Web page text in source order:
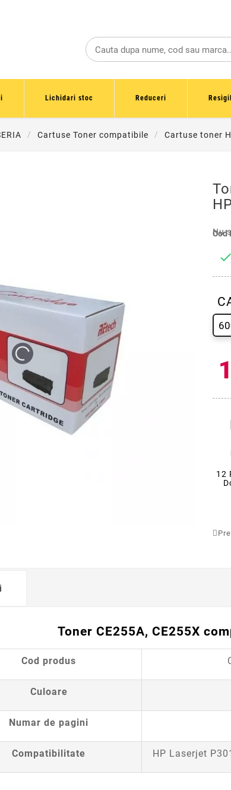
Lichidari stoc Reduceri
Cartuse Toner compatibile Cartuse toner
Cod
Nu

12
Toner CE255A, CE255X
Cod produs
Culoare
Numar de pagini
Compatibilitate HP Laserjet